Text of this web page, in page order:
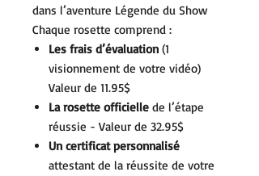
dans l’aventure Légende du Show
Chaque rosette comprend :
Les frais d’évaluation (1
visionnement de votre vidéo)
Valeur de 11.95$
La rosette officielle de l’étape
réussie - Valeur de 32.95$
Un certificat personnalisé
attestant de la réussite de votre